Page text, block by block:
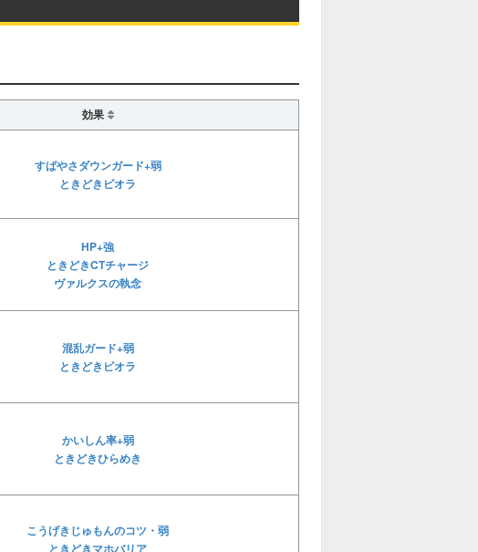
効果
すばやさダウンガード+弱
ときどきピオラ
HP+強
ときどきCTチャージ
ヴァルクスの執念
混乱ガード+弱
ときどきピオラ
かいしん率+弱
ときどきひらめき
こうげきじゅもんのコツ・弱
ときどきマホバリア